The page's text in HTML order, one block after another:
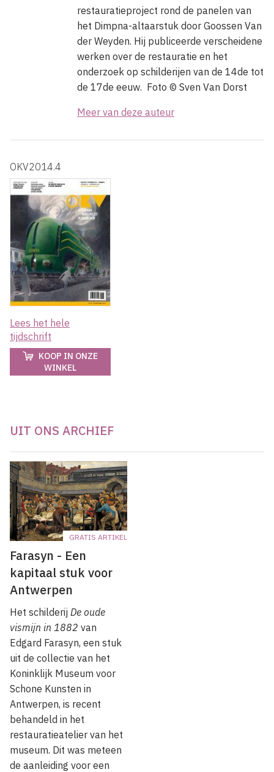
restauratieproject rond de panelen van
het Dimpna-altaarstuk door Goossen Van
der Weyden. Hij publiceerde verscheidene
werken over de restauratie en het
onderzoek op schilderijen van de 14de tot
de 17de eeuw. Foto © Sven Van Dorst
Meer van deze auteur
OKV2014.4
Lees het hele
tijdschrift
KOOP IN ONZE
WINKEL
UIT ONS ARCHIEF
GRATIS ARTIKEL
Farasyn - Een
kapitaal stuk voor
Antwerpen
Het schilderij De oude
vismijn in 1882 van
Edgard Farasyn, een stuk
uit de collectie van het
Koninklijk Museum voor
Schone Kunsten in
Antwerpen, is recent
behandeld in het
restauratieatelier van het
museum. Dit was meteen
de aanleiding voor een